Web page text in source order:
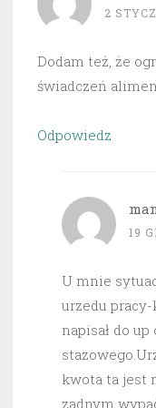
2
Dodam też, że
świadczeń
Odpowiedz
19
U mnie
urzedu
napisał do
kwota ta jest
zadnym